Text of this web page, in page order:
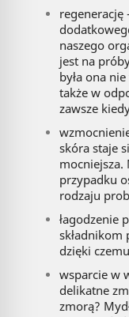
regenerację
naszego
jest na
była ona
także w
zawsze
skóra staje
mocniejsza.
przypadku
rodzaju
łagodzenie
składnikom
dzięki
wsparcie w
delikatne
zmorą?